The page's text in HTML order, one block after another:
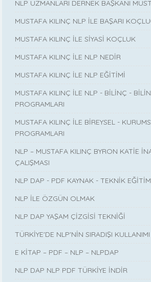
NLP UZMANLARI DERNEK BAŞKANI
MUSTAFA KILINÇ NLP İLE BAŞARI
MUSTAFA KILINÇ İLE SİYASİ KOÇLUK
MUSTAFA KILINÇ İLE NLP NEDİR
MUSTAFA KILINÇ İLE NLP EĞİTİMİ
MUSTAFA KILINÇ İLE NLP - BİLİNÇ -
PROGRAMLARI
MUSTAFA KILINÇ İLE BİREYSEL -
PROGRAMLARI
NLP – MUSTAFA KILINÇ BYRON KATİE
ÇALIŞMASI
NLP DAP - PDF KAYNAK - TEKNİK
NLP İLE ÖZGÜN OLMAK
NLP DAP YAŞAM ÇİZGİSİ TEKNİĞİ
TÜRKİYE'DE NLP'NİN SIRADIŞI KULLANIMI
E KİTAP – PDF – NLP – NLPDAP
NLP DAP NLP PDF TÜRKİYE İNDİR